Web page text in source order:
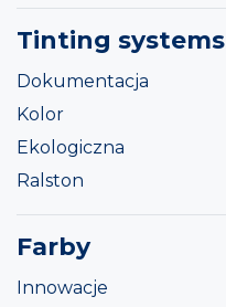
Tinting systems
Dokumentacja
Kolor
Ekologiczna
Ralston
Farby
Innowacje